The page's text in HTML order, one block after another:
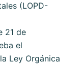
(LOPD-
21 de
el
Ley Orgánica